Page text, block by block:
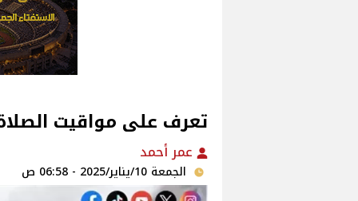
تعرف على مواقيت
عمر أحمد
الجمعة 10/يناير/2025 - 06:58 ص